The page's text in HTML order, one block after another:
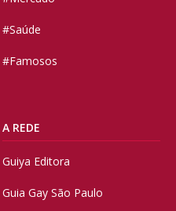
#Saúde
#Famosos
A REDE
Guiya Editora
Guia Gay São Paulo